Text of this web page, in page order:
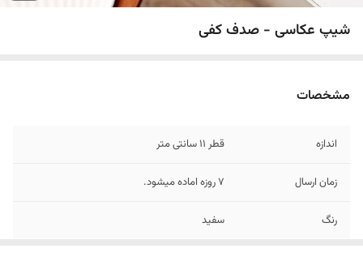
شیپ عکاسی - صدف کفی
مشخصات
اندازه قطر 11 سانتی متر
زمان ارسال 7 روزه اماده میشود.
رنگ سفید